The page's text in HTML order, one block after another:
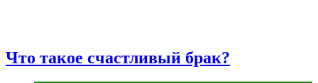
Что такое счастливый брак?